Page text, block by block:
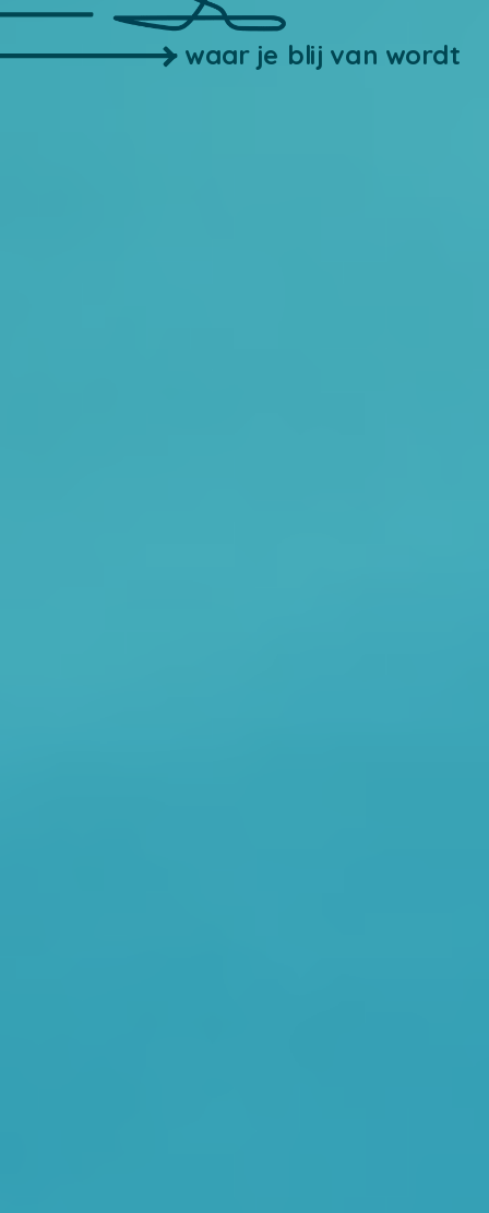
waar je blij van wordt